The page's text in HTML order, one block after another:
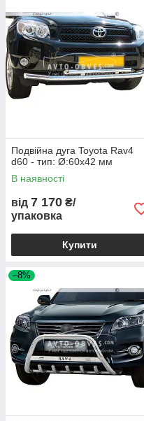
Подвійна дуга Toyota Rav4
d60 - тип: Ø:60х42 мм
В наявності
від 7 170 ₴/
упаковка
Купити
–8%